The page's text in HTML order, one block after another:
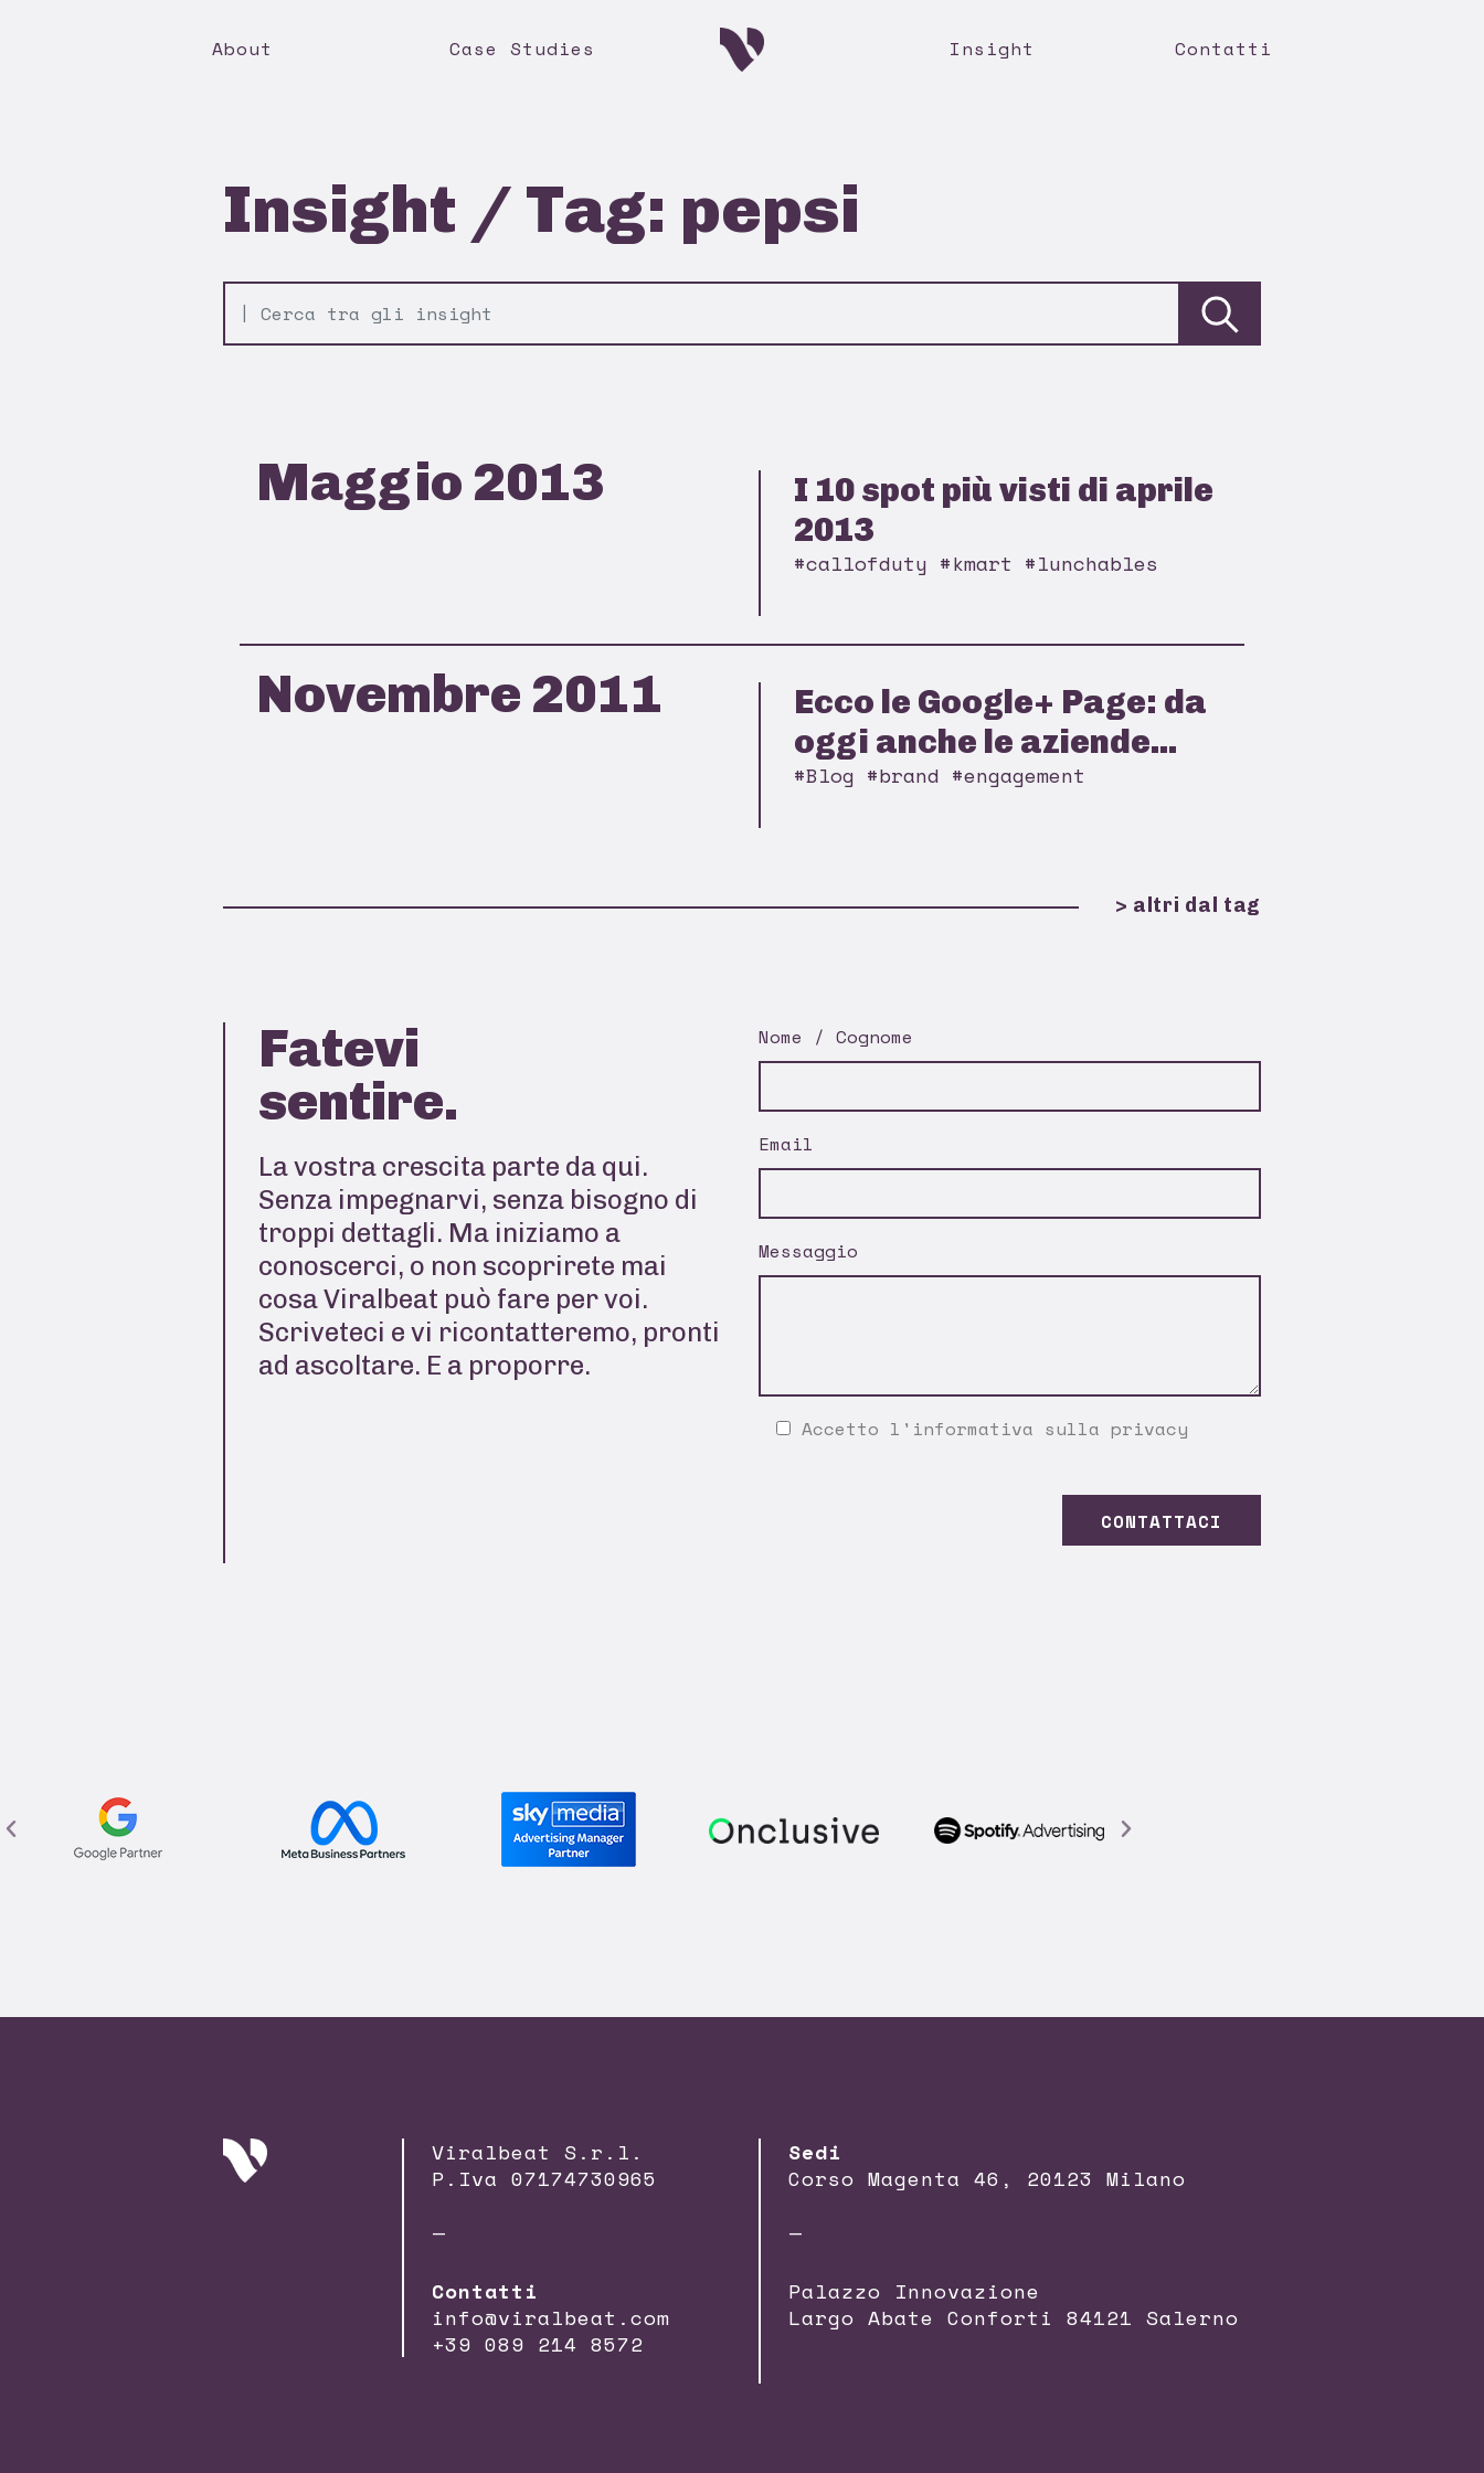
About Case Studies Insight Contatti
Insight / Tag: pepsi
Maggio 2013
I 10 spot più visti di aprile
2013
#callofduty #kmart #lunchables
Novembre 2011
Ecco le Google+ Page: da
oggi anche le aziende...
#Blog #brand #engagement
> altri dal tag
Fatevi
sentire.
La vostra crescita parte da qui.
Senza impegnarvi, senza bisogno di
troppi dettagli. Ma iniziamo a
conoscerci, o non scoprirete mai
cosa Viralbeat può fare per voi.
Scriveteci e vi ricontatteremo, pronti
ad ascoltare. E a proporre.
Nome / Cognome
Email
Messaggio
Accetto l' informativa sulla privacy
Viralbeat S.r.l.
P.Iva 07174730965
—
Contatti
info@viralbeat.com
+39 089 214 8572
Sedi
Corso Magenta 46, 20123 Milano
—
Palazzo Innovazione
Largo Abate Conforti 84121 Salerno